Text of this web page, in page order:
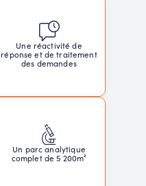
Une réactivité de
réponse et de traitement
des demandes
Un parc analytique
complet de 5 200m²